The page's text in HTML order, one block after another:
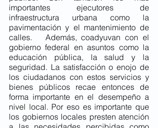
importantes ejecutores de
infraestructura urbana como la
pavimentación y el mantenimiento de
calles.   Además, coadyuvan con el
gobierno federal en asuntos como la
educación pública, la salud y la
seguridad. La satisfacción o enojo de
los ciudadanos con estos servicios y
bienes públicos recae entonces de
forma importante en el desempeño a
nivel local. Por eso es importante que
los gobiernos locales presten atención